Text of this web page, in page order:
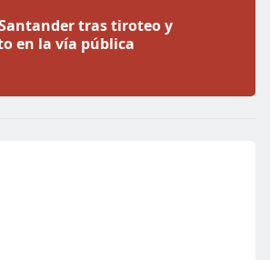
tras tiroteo y
en la vía pública